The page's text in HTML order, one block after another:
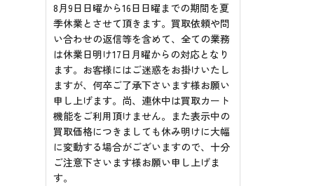
8月9日日曜から16日日曜までの期間を夏
季休業とさせて頂きます。買取依頼や問
い合わせの返信等を含めて、全ての業務
は休業日明け17日月曜からの対応となり
ます。お客様にはご迷惑をお掛けいたし
ますが、何卒ご了承下さいます様お願い
申し上げます。尚、連休中は買取カート
機能をご利用頂けません。また表示中の
買取価格につきましても休み明けに大幅
に変動する場合がございますので、十分
ご注意下さいます様お願い申し上げま
す。